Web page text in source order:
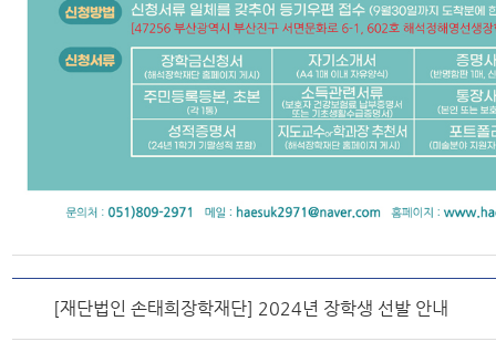
[재단법인 손태희장학재단] 2024년 장학생 선발 안내